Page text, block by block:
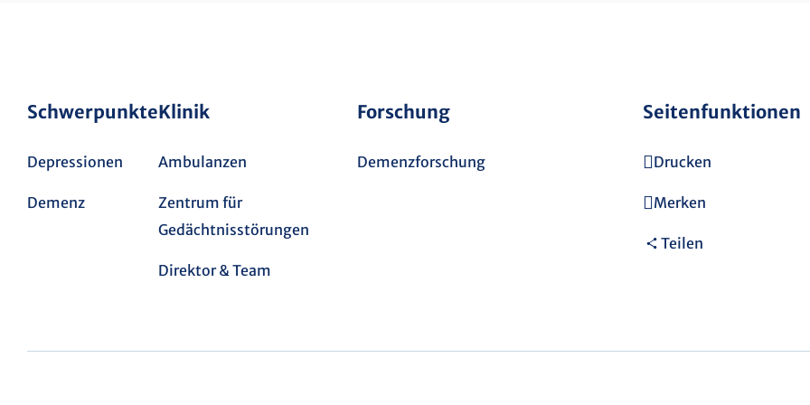
Schwerpunkte
Depressionen
Demenz
Klinik
Ambulanzen
Zentrum für
Gedächtnisstörungen
Direktor & Team
Forschung
Demenzforschung
Seitenfunktionen
Drucken
Merken
Teilen